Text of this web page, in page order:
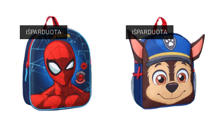
IŠPARDUOTA IŠPARDUOTA